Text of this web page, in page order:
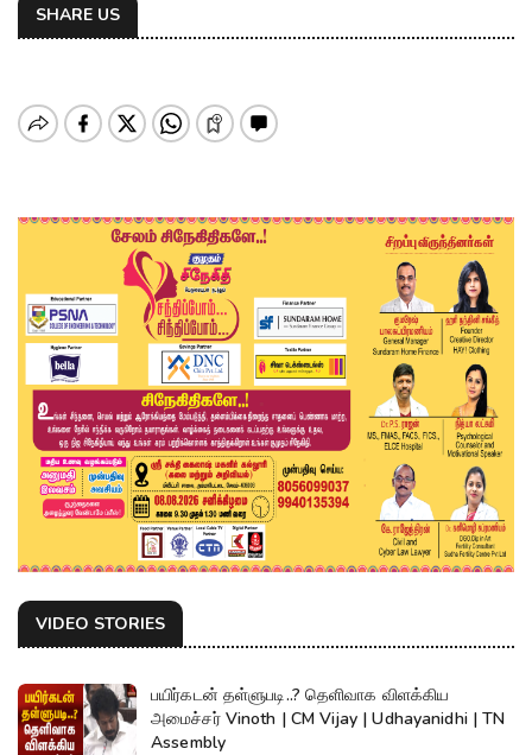
SHARE US
VIDEO STORIES
பயிர்கடன் தள்ளுபடி..? தெளிவாக விளக்கிய
அமைச்சர் Vinoth | CM Vijay | Udhayanidhi | TN
Assembly